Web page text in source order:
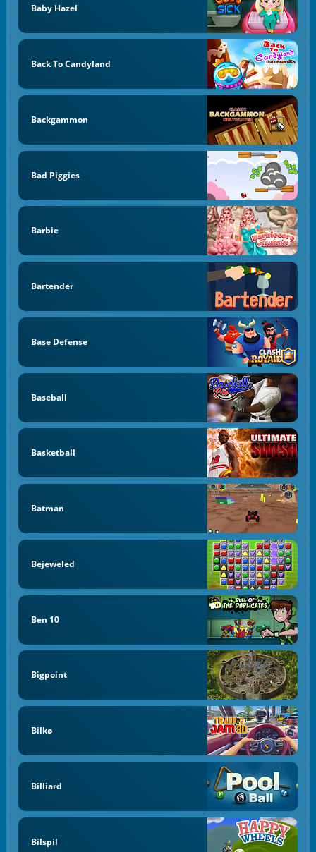
Baby Hazel
Back To Candyland
Backgammon
Bad Piggies
Barbie
Bartender
Base Defense
Baseball
Basketball
Batman
Bejeweled
Ben 10
Bigpoint
Bilkø
Billiard
Bilspil